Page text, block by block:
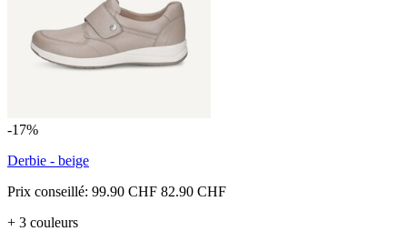
-17%
Derbie - beige
Prix conseillé: 99.90 CHF 82.90 CHF
+ 3 couleurs